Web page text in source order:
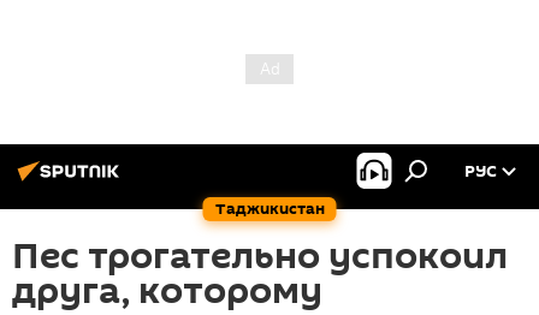
Таджикистан
РУС
Пес трогательно успокоил
друга, которому